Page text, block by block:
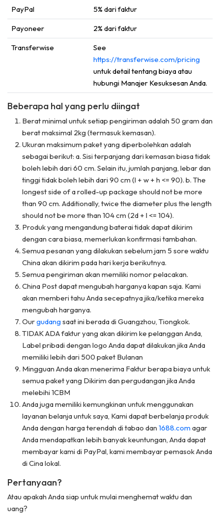
PayPal 5% dari faktur
Payoneer 2% dari faktur
Transferwise
See
https://transferwise.com/pricing
untuk detail tentang biaya atau
hubungi Manajer Kesuksesan Anda.
Beberapa hal yang perlu diingat
Berat minimal untuk setiap pengiriman adalah 50 gram dan
berat maksimal 2kg (termasuk kemasan).
Ukuran maksimum paket yang diperbolehkan adalah
sebagai berikut: a. Sisi terpanjang dari kemasan biasa tidak
boleh lebih dari 60 cm. Selain itu, jumlah panjang, lebar dan
tinggi tidak boleh lebih dari 90 cm (l + w + h <= 90). b. The
longest side of a rolled-up package should not be more
than 90 cm. Additionally, twice the diameter plus the length
should not be more than 104 cm (2d + l <= 104).
Produk yang mengandung baterai tidak dapat dikirim
dengan cara biasa, memerlukan konfirmasi tambahan.
Semua pesanan yang dilakukan sebelum jam 5 sore waktu
China akan dikirim pada hari kerja berikutnya.
Semua pengiriman akan memiliki nomor pelacakan.
China Post dapat mengubah harganya kapan saja. Kami
akan memberi tahu Anda secepatnya jika/ketika mereka
mengubah harganya.
Ourgudang saat ini berada di Guangzhou, Tiongkok.
TIDAK ADA faktur yang akan dikirim ke pelanggan Anda,
Label pribadi dengan logo Anda dapat dilakukan jika Anda
memiliki lebih dari 500 paket Bulanan
Mingguan Anda akan menerima Faktur berapa biaya untuk
semua paket yang Dikirim dan pergudangan jika Anda
melebihi 1CBM
Anda juga memiliki kemungkinan untuk menggunakan
layanan belanja untuk saya, Kami dapat berbelanja produk
Anda dengan harga terendah di tabao dan 1688.com agar
Anda mendapatkan lebih banyak keuntungan, Anda dapat
membayar kami di PayPal, kami membayar pemasok Anda
di Cina lokal.
Pertanyaan?
Atau apakah Anda siap untuk mulai menghemat waktu dan
uang?